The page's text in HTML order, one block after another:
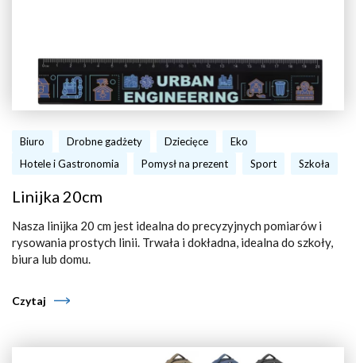
Biuro Drobne gadżety Dziecięce
Eko
Hotele i Gastronomia
Pomysł na prezent Sport Szkoła
Linijka 20cm
Nasza linijka 20 cm jest idealna do precyzyjnych pomiarów i
rysowania prostych linii. Trwała i dokładna, idealna do szkoły,
biura lub domu.
Czytaj